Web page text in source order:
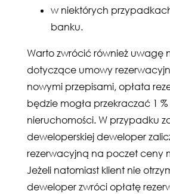
w niektórych
banku.
Warto zwrócić również uwagę
dotyczące umowy
nowymi przepisami, opłata
będzie mogła przekraczać 1
nieruchomości. W przypadku
deweloperskiej deweloper
rezerwacyjną na poczet ceny
Jeżeli natomiast klient nie
deweloper zwróci opłatę